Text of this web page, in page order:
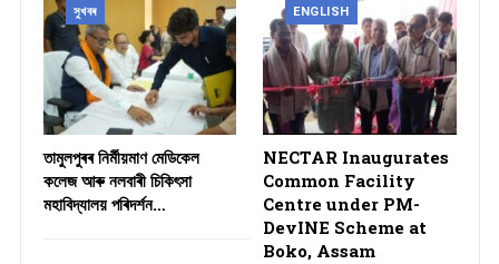
সুখবৰ
তামুলপুৰৰ নিৰ্মীয়মাণ মেডিকেল
কলেজ আৰু নলবাৰী চিকিৎসা
মহাবিদ্যালয় পৰিদৰ্শন…
ENGLISH
NECTAR Inaugurates
Common Facility
Centre under PM-
DevINE Scheme at
Boko, Assam